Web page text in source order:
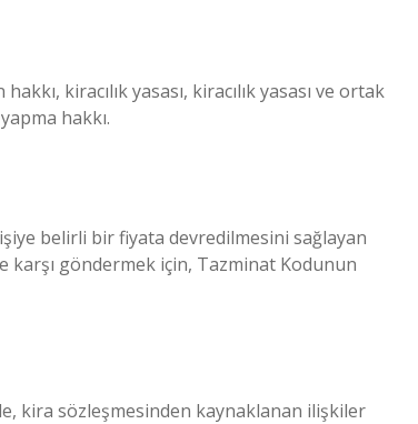
kiracılık yasası, kiracılık yasası ve ortak
hakkı.
belirli bir fiyata devredilmesini sağlayan
karşı göndermek için, Tazminat Kodunun
kira sözleşmesinden kaynaklanan ilişkiler